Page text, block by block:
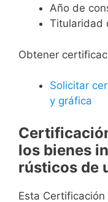
Año de
Titularidad
Obtener
Solicitar
y gráfica
los bienes
rústicos de
Esta